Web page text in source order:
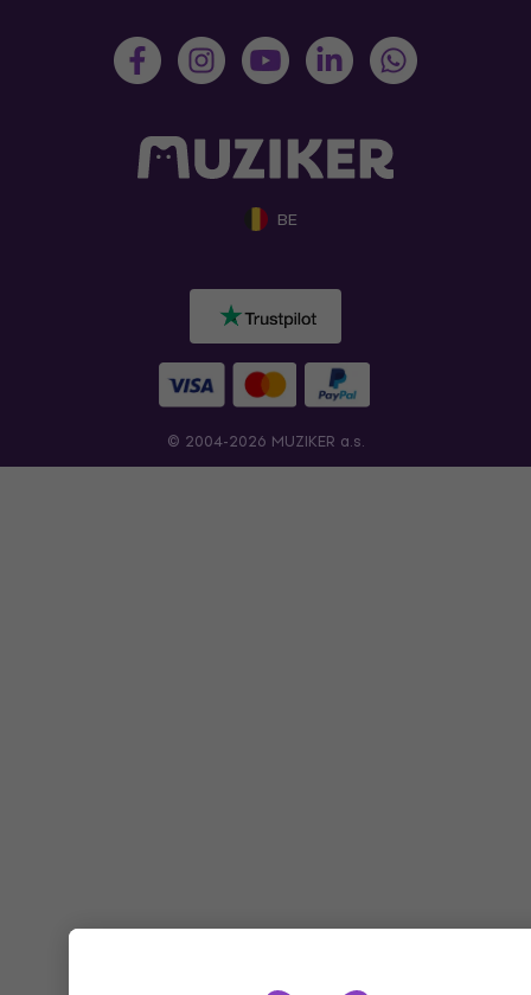
BE
© 2004-2026 MUZIKER a.s.